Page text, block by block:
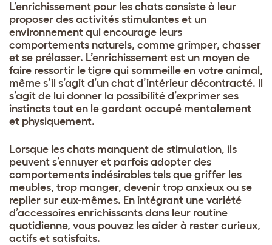
L’enrichissement pour les chats consiste à leur
proposer des activités stimulantes et un
environnement qui encourage leurs
comportements naturels, comme grimper, chasser
et se prélasser. L’enrichissement est un moyen de
faire ressortir le tigre qui sommeille en votre animal,
même s’il s’agit d’un chat d’intérieur décontracté. Il
s’agit de lui donner la possibilité d’exprimer ses
instincts tout en le gardant occupé mentalement
et physiquement.
Lorsque les chats manquent de stimulation, ils
peuvent s’ennuyer et parfois adopter des
comportements indésirables tels que griffer les
meubles, trop manger, devenir trop anxieux ou se
replier sur eux-mêmes. En intégrant une variété
d’accessoires enrichissants dans leur routine
quotidienne, vous pouvez les aider à rester curieux,
actifs et satisfaits.